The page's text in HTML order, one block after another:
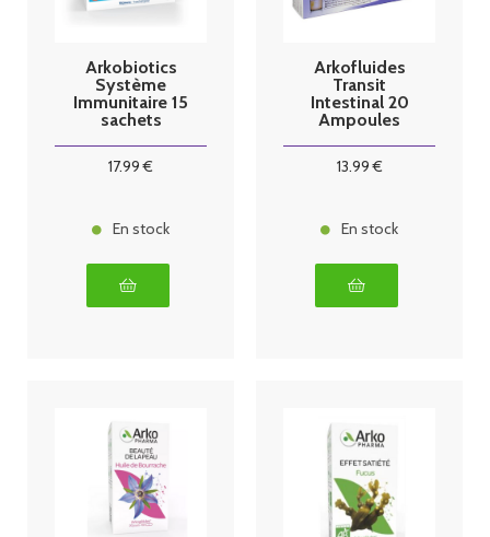
Arkobiotics
Système
Immunitaire 15
sachets
17.99 €
En stock
Arkofluides
Transit
Intestinal 20
Ampoules
13.99€
En stock